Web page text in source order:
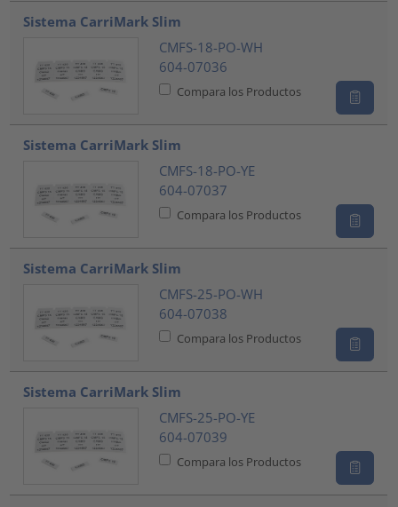
Sistema CarriMark Slim
CMFS-18-PO-WH
604-07036
Compara los Productos
Sistema CarriMark Slim
CMFS-18-PO-YE
604-07037
Compara los Productos
Sistema CarriMark Slim
CMFS-25-PO-WH
604-07038
Compara los Productos
Sistema CarriMark Slim
CMFS-25-PO-YE
604-07039
Compara los Productos